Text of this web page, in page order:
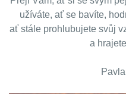
užíváte, ať se bavíte,
ať stále prohlubujete svůj
a